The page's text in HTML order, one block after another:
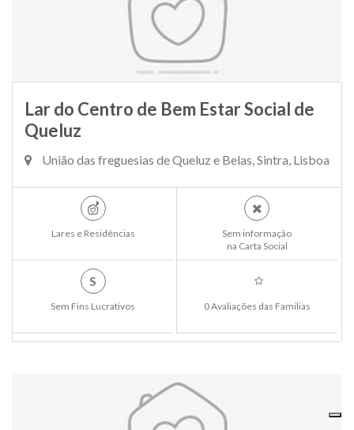
Lar do Centro de Bem Estar Social de
Queluz
União das freguesias de Queluz e Belas, Sintra, Lisboa
Lares e Residências
Sem informação
na Carta Social
S
Sem Fins Lucrativos 0 Avaliações das Familias